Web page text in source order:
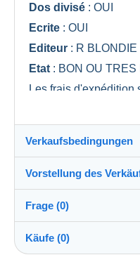
Dos divisé : OUI
Ecrite : OUI
Editeur : R BLONDIE
Etat : BON OU
Les frais d'expédition
cartes (tranche La
Vous trouverez dans
fournitures pour
A très bientôt
Verkaufsbedingungen
Versand nach Zahlung
Vorstellung des
PRO
Frage (0)
Käufe (0)